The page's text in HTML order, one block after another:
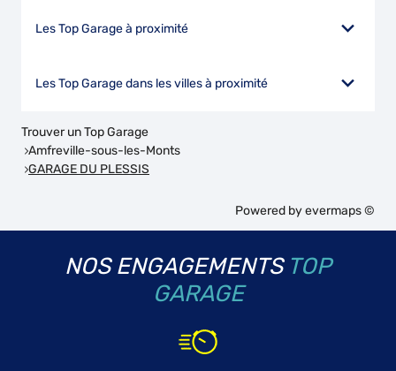
Les Top Garage à proximité
Les Top Garage dans les villes à proximité
Trouver un Top Garage
Amfreville-sous-les-Monts
GARAGE DU PLESSIS
Powered byevermaps ©
NOS ENGAGEMENTS TOP
GARAGE